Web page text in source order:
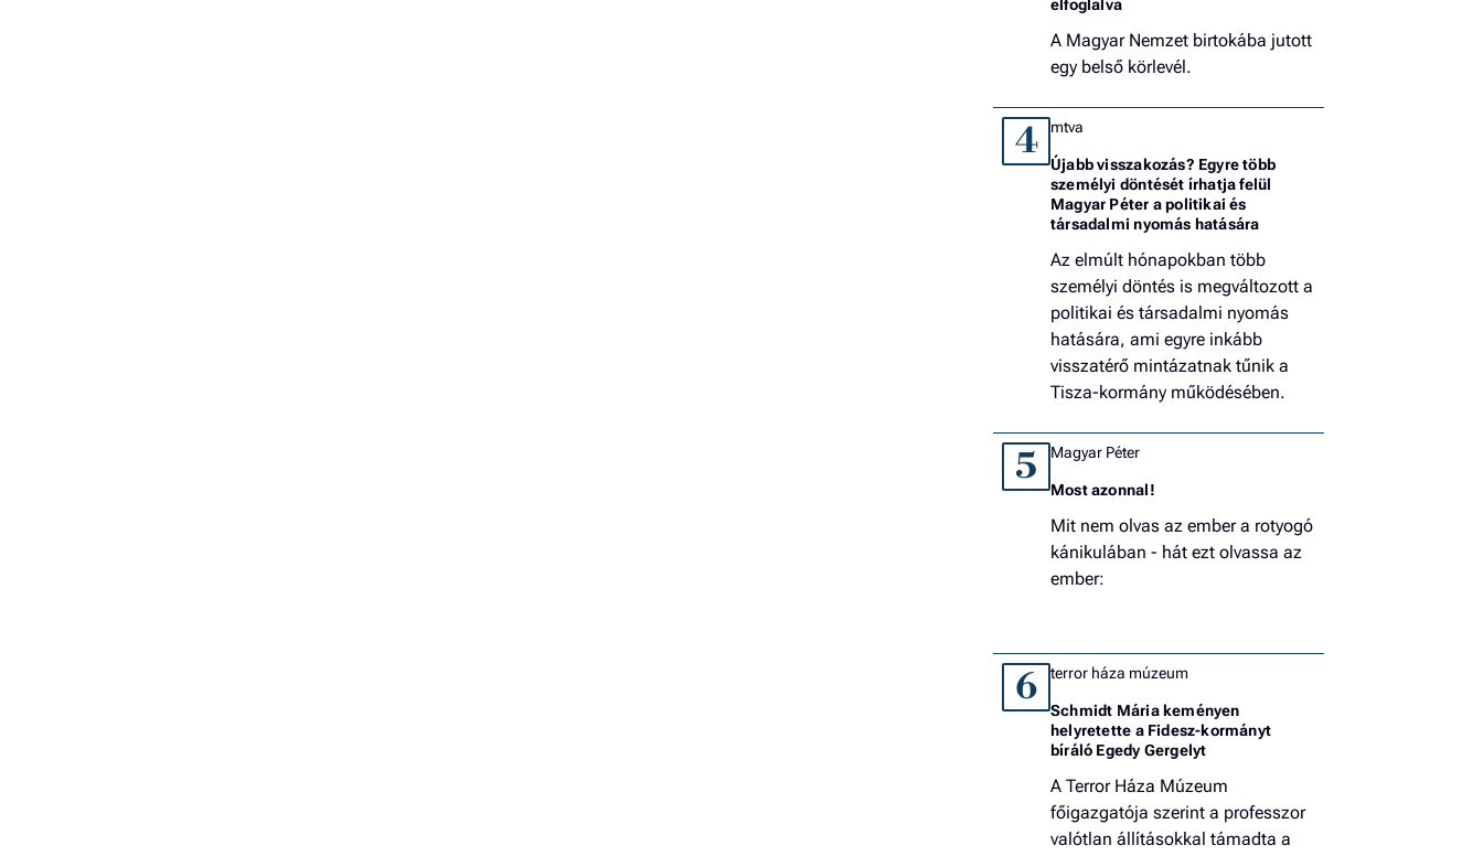
elfoglalva
A Magyar Nemzet birtokába jutott
egy belső körlevél.
4 mtva
Újabb visszakozás? Egyre több
személyi döntését írhatja felül
Magyar Péter a politikai és
társadalmi nyomás hatására
Az elmúlt hónapokban több
személyi döntés is megváltozott a
politikai és társadalmi nyomás
hatására, ami egyre inkább
visszatérő mintázatnak tűnik a
Tisza-kormány működésében.
5 Magyar Péter
Most azonnal!
Mit nem olvas az ember a rotyogó
kánikulában - hát ezt olvassa az
ember:
6 terror háza múzeum
Schmidt Mária keményen
helyretette a Fidesz-kormányt
bíráló Egedy Gergelyt
A Terror Háza Múzeum
főigazgatója szerint a professzor
valótlan állításokkal támadta a